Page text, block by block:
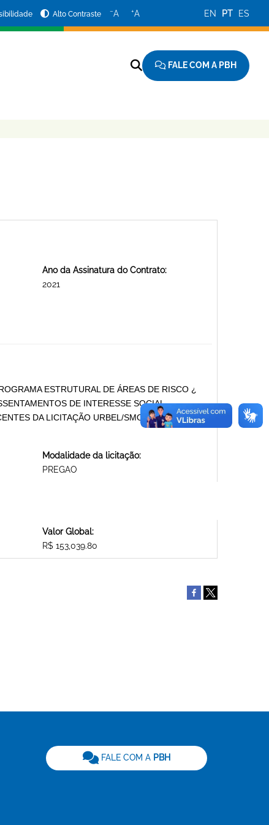
Alto Contraste −A +A EN PT ES
FALE COM A PBH
Ano da Assinatura do Contrato:
2021
ESTRUTURAL DE ÁREAS DE RISCO ¿
DE INTERESSE SOCIAL
DA LICITAÇÃO URBEL/SMOBI N.o 001/2020-
Modalidade da licitação:
PREGAO
Valor Global:
R$ 153,039.80
FALE COM A PBH